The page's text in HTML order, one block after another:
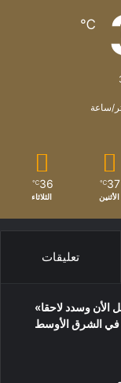
℃
37
℃
الأثنين
36
℃
الثلاثاء
تعليقات
وسدد لاحقا»
في الشرق الأوسط